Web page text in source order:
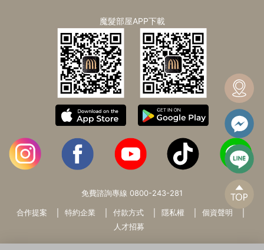
魔髮部屋APP下載
免費諮詢專線 0800-243-281
合作提案 特約企業 付款方式 隱私權
個資聲明
人才招募